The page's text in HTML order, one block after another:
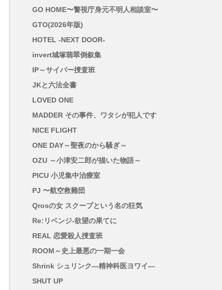
GO HOME〜警視庁身元不明人相談室〜
GTO(2026年版)
HOTEL -NEXT DOOR-
invert城塚翡翠倒叙集
IP～サイバー捜査班
JKと六法全書
LOVED ONE
MADDER その事件、ワタシが犯人です
NICE FLIGHT
ONE DAY～聖夜のから騒ぎ～
OZU ～小津安二郎が描いた物語～
PICU 小児集中治療室
PJ 〜航空救難団
Qrosの女 スクープという名の狂気
Re:リベンジ-欲望の果てに
REAL 恋愛殺人捜査班
ROOM～史上最悪の一期一会
Shrink シュリンク―精神科医ヨワイ―
SHUT UP